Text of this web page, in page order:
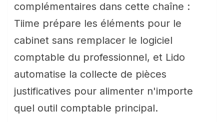
complémentaires dans cette chaîne :
Tiime prépare les éléments pour le
cabinet sans remplacer le logiciel
comptable du professionnel, et Lido
automatise la collecte de pièces
justificatives pour alimenter n'importe
quel outil comptable principal.